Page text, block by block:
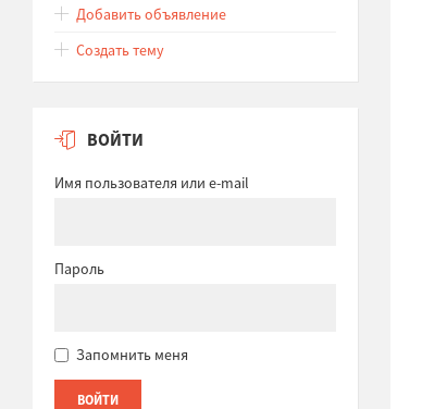
Добавить объявление
Создать тему
ВОЙТИ
Имя пользователя или e-mail
Пароль
Запомнить меня